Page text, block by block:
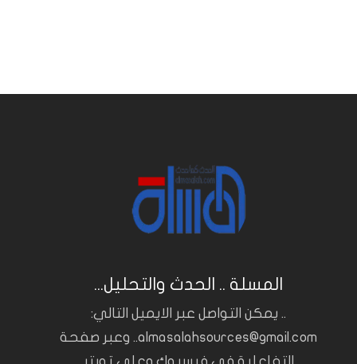
المسلة .. الحدث والتحليل...
.. يمكن التواصل عبر الايميل التالي:
almasalahsources@gmail.com.. وعبر صفحة